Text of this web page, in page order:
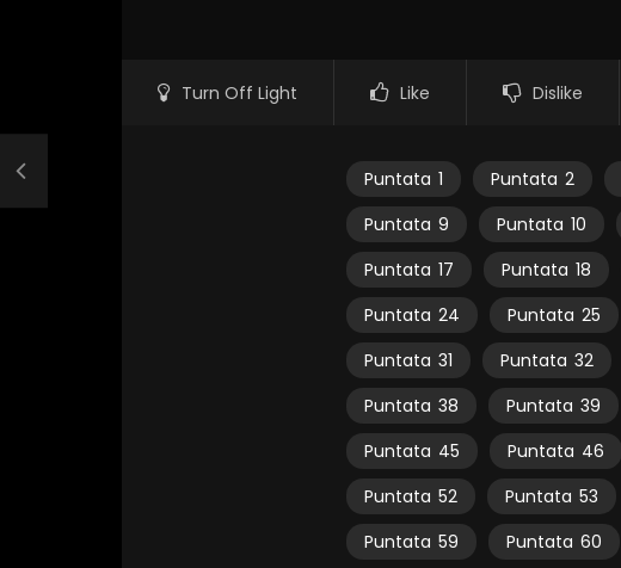
Turn Off Light Like Dislike
Puntata 1 Puntata 2
Puntata 9 Puntata 10
Puntata 17 Puntata 18
Puntata 24 Puntata 25
Puntata 31 Puntata 32
Puntata 38 Puntata 39
Puntata 45 Puntata 46
Puntata 52 Puntata 53
Puntata 59 Puntata 60